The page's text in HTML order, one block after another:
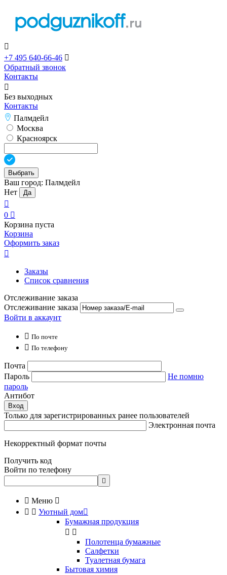

+7 495 640-66-46 
Обратный звонок
Контакты

Без выходных
Контакты
Палмдейл
Москва
Красноярск
Выбрать
Ваш город: Палмдейл
Нет
Да

0 
Корзина пуста
Корзина
Оформить заказ

Заказы
Список сравнения
Отслеживание заказа
Отслеживание заказа
Войти в аккаунт
 По почте
 По телефону
Почта
Пароль
Не помню
пароль
Антибот
Вход
Только для зарегистрированных ранее пользователей
Электронная почта
Некорректный формат почты
Получить код
Войти по телефону

 Меню 
  Уютный дом
Бумажная продукция
 
Полотенца бумажные
Салфетки
Туалетная бумага
Бытовая химия